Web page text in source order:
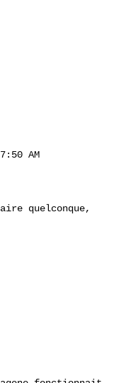
AM
quelconque,